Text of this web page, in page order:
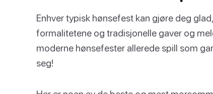
Enhver typisk hønsefest kan gjøre deg
formalitetene og tradisjonelle gaver og
moderne hønsefester allerede spill som
seg!